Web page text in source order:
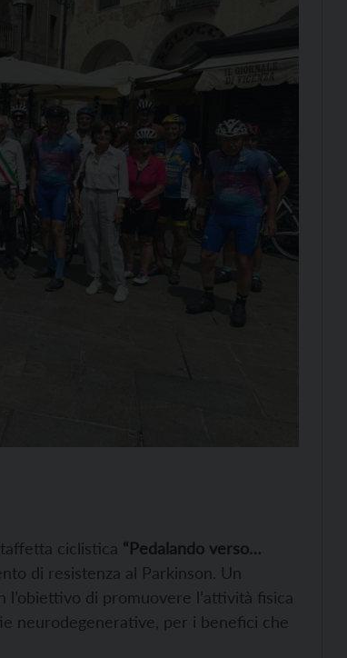
ciclistica “Pedalando verso…
di resistenza al Parkinson. Un
di promuovere l’attività fisica
neurodegenerative, per i benefici che